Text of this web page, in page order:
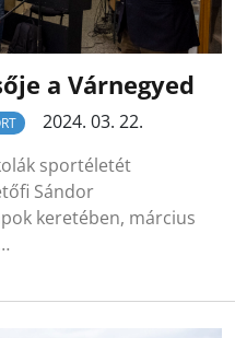
a Várnegyed
2024. 03. 22.
sportéletét
Sándor
keretében, március